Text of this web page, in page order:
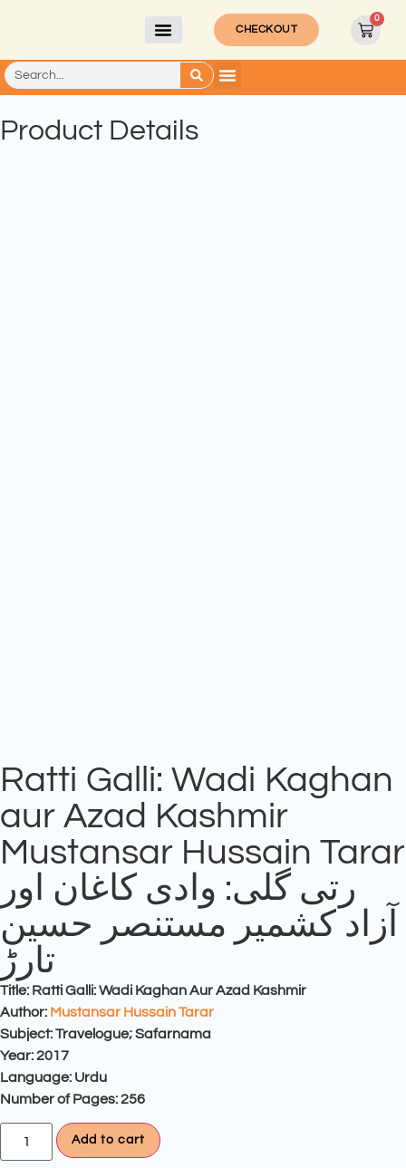
CHECKOUT
0
Product Details
Ratti Galli: Wadi Kaghan
aur Azad Kashmir
Mustansar Hussain Tarar
رتی گلی: وادی کاغان اور
آزاد کشمیر مستنصر حسین
تارڑ
Title: Ratti Galli: Wadi Kaghan Aur Azad Kashmir
Author: Mustansar Hussain Tarar
Subject: Travelogue; Safarnama
Year: 2017
Language: Urdu
Number of Pages: 256
Add to cart